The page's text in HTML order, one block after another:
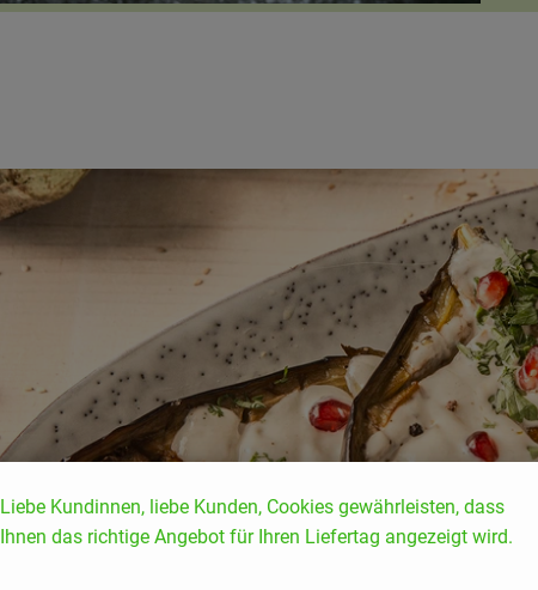
Liebe Kundinnen, liebe Kunden, Cookies gewährleisten, dass
Ihnen das richtige Angebot für Ihren Liefertag angezeigt wird.